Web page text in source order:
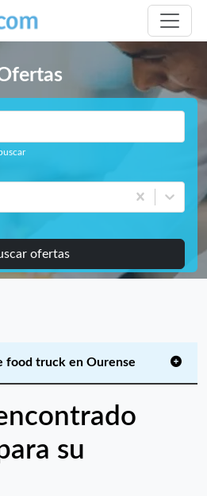
ofertas
food truck en Ourense
su